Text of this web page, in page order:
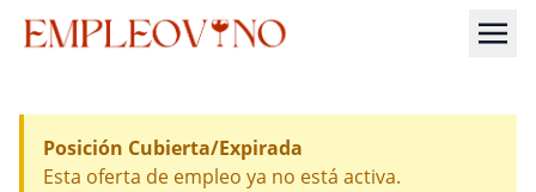
Posición Cubierta/Expirada
Esta oferta de empleo ya no está activa.